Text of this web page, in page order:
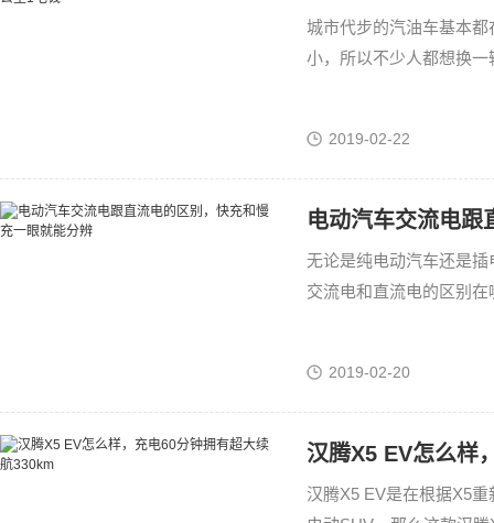
城市代步的汽油车基本
小，所以不少人都想换
2019-02-22
电动汽车交流电跟
无论是纯电动汽车还是
交流电和直流电的区别
2019-02-20
汉腾X5 EV怎么样
汉腾X5 EV是在根据X5